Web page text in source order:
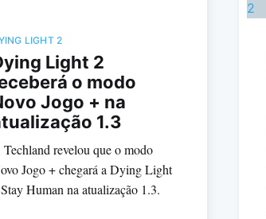
LIGHT 2
Light 2
o modo
Jogo + na
1.3
revelou que o modo
Jogo + chegará a Dying Light
Human na atualização 1.3.